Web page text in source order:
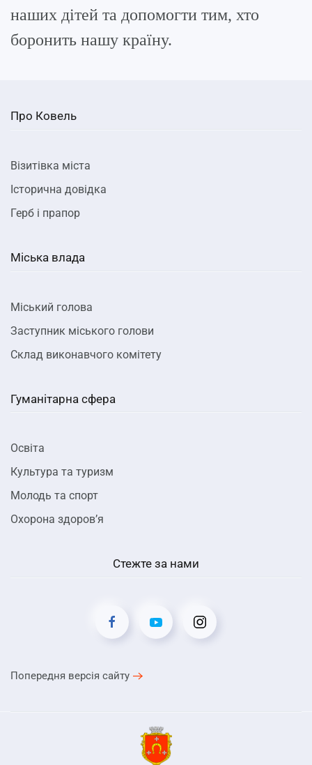
наших дітей та допомогти тим, хто
боронить нашу країну.
Про Ковель
Візитівка міста
Історична довідка
Герб і прапор
Міська влада
Міський голова
Заступник міського голови
Склад виконавчого комітету
Гуманітарна сфера
Освіта
Культура та туризм
Молодь та спорт
Охорона здоров’я
Стежте за нами
Попередня версія сайту